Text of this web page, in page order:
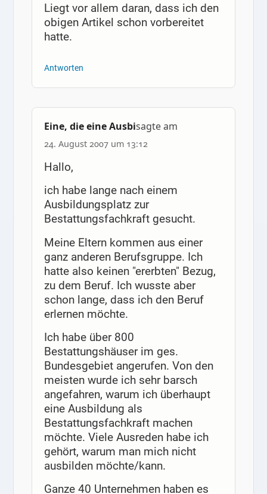
Liegt vor allem daran, dass ich den
obigen Artikel schon vorbereitet
hatte.
Antworten
Eine, die eine Ausbisagte am
24. August 2007 um 13:12
Hallo,
ich habe lange nach einem
Ausbildungsplatz zur
Bestattungsfachkraft gesucht.
Meine Eltern kommen aus einer
ganz anderen Berufsgruppe. Ich
hatte also keinen "ererbten" Bezug,
zu dem Beruf. Ich wusste aber
schon lange, dass ich den Beruf
erlernen möchte.
Ich habe über 800
Bestattungshäuser im ges.
Bundesgebiet angerufen. Von den
meisten wurde ich sehr barsch
angefahren, warum ich überhaupt
eine Ausbildung als
Bestattungsfachkraft machen
möchte. Viele Ausreden habe ich
gehört, warum man mich nicht
ausbilden möchte/kann.
Ganze 40 Unternehmen haben es